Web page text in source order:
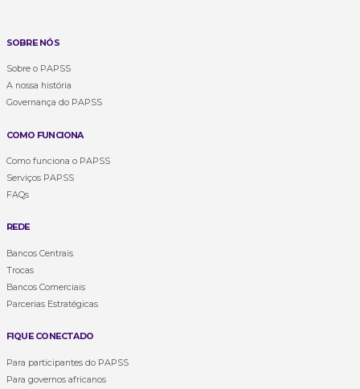
SOBRE NÓS
Sobre o PAPSS
A nossa história
Governança do PAPSS
COMO FUNCIONA
Como funciona o PAPSS
Serviços PAPSS
FAQs
REDE
Bancos Centrais
Trocas
Bancos Comerciais
Parcerias Estratégicas
FIQUE CONECTADO
Para participantes do PAPSS
Para governos africanos